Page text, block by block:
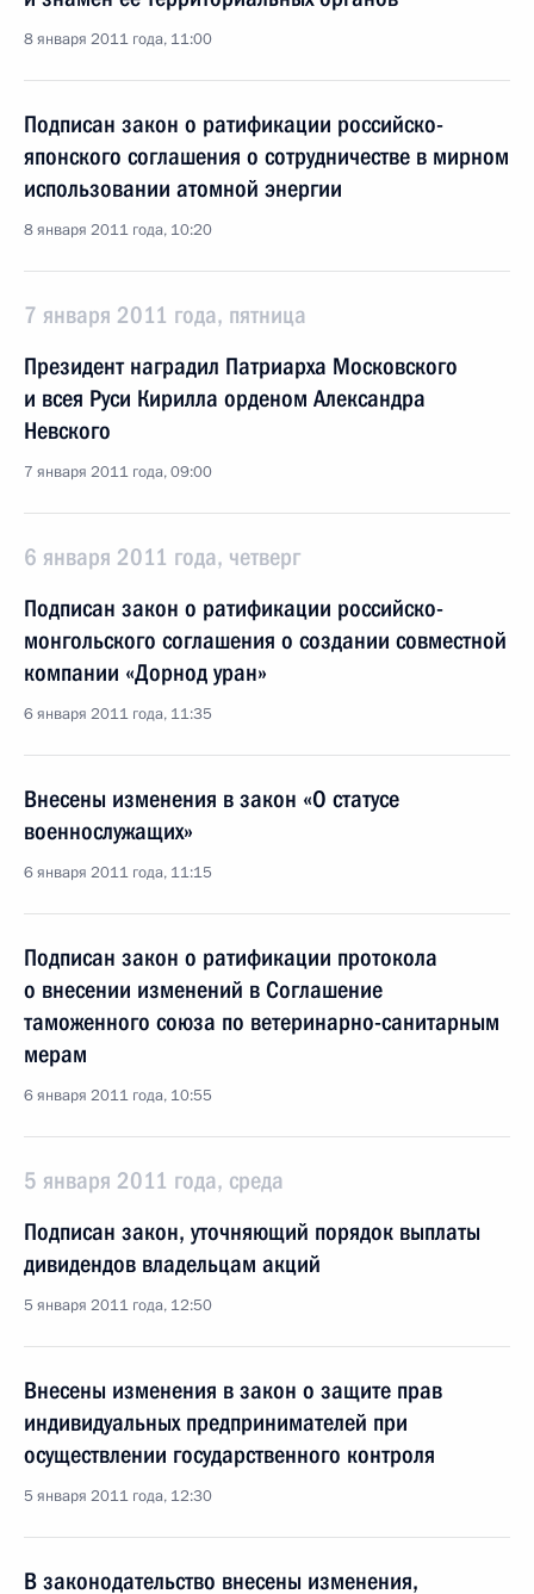
8 января 2011 года, 11:00
Подписан закон о ратификации российско-
японского соглашения о сотрудничестве в мирном
использовании атомной энергии
8 января 2011 года, 10:20
7 января 2011 года, пятница
Президент наградил Патриарха Московского
и всея Руси Кирилла орденом Александра
Невского
7 января 2011 года, 09:00
6 января 2011 года, четверг
Подписан закон о ратификации российско-
монгольского соглашения о создании совместной
компании «Дорнод уран»
6 января 2011 года, 11:35
Внесены изменения в закон «О статусе
военнослужащих»
6 января 2011 года, 11:15
Подписан закон о ратификации протокола
о внесении изменений в Соглашение
таможенного союза по ветеринарно-санитарным
мерам
6 января 2011 года, 10:55
5 января 2011 года, среда
Подписан закон, уточняющий порядок выплаты
дивидендов владельцам акций
5 января 2011 года, 12:50
Внесены изменения в закон о защите прав
индивидуальных предпринимателей при
осуществлении государственного контроля
5 января 2011 года, 12:30
В законодательство внесены изменения,